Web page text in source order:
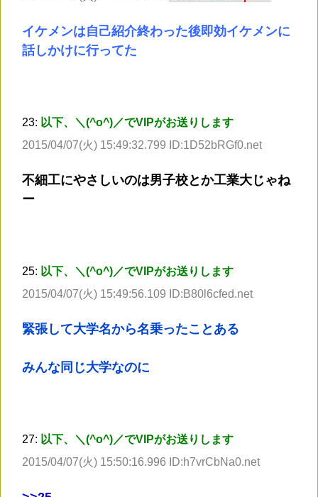
イケメンは自己紹介終わった後即効イケメンに
話しかけに行ってた
23: 以下、＼(^o^)／でVIPがお送りします
2015/04/07(火) 15:49:32.799 ID:1D52bRGf0.net
不細工にやさしいのは男子校とか工業大じゃね
ー
25: 以下、＼(^o^)／でVIPがお送りします
2015/04/07(火) 15:49:56.109 ID:B80l6cfed.net
緊張して大学名から名乗ったことある
みんな同じ大学なのに
27: 以下、＼(^o^)／でVIPがお送りします
2015/04/07(火) 15:50:16.996 ID:h7vrCbNa0.net